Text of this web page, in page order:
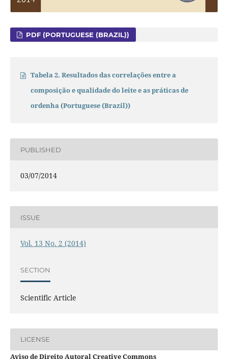
PDF (PORTUGUESE (BRAZIL))
Tabela 2. Resultados das correlações entre a
composição e qualidade do leite e as práticas de
ordenha (Portuguese (Brazil))
PUBLISHED
03/07/2014
ISSUE
Vol. 13 No. 2 (2014)
SECTION
Scientific Article
LICENSE
Aviso de Direito Autoral Creative Commons